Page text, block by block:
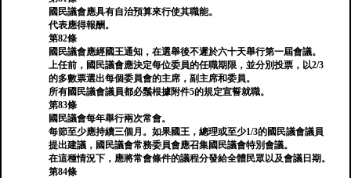
國民議會應具有自治預算來行使其職能。
代表應得報酬。
第82條
國民議會應經國王通知，在選舉後不遲於六十天舉行第一屆會議。
上任前，國民議會應決定每位委員的任職期限，並分別投票，以2/3
的多數票選出每個委員會的主席，副主席和委員。
所有國民議會議員都必鬚根據附件5的規定宣誓就職。
第83條
國民議會每年舉行兩次常會。
每節至少應持續三個月。如果國王，總理或至少1/3的國民議會議員
提出建議，國民議會常務委員會應召集國民議會特別會議。
在這種情況下，應將常會條件的議程分發給全體民眾以及會議日期。
第84條